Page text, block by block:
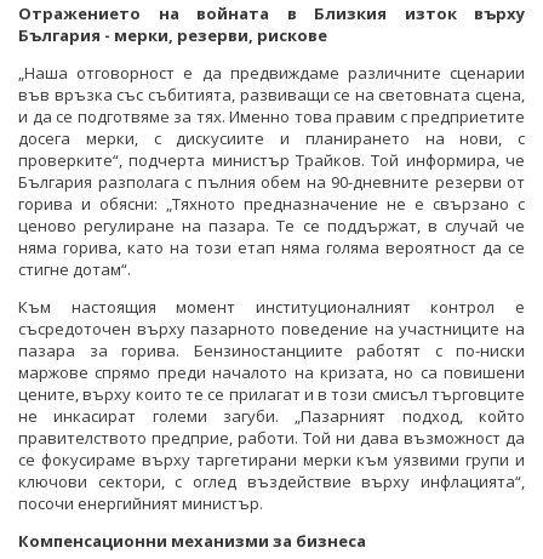
Отражението на войната в Близкия изток върху
България - мерки, резерви, рискове
„Наша отговорност е да предвиждаме различните сценарии
във връзка със събитията, развиващи се на световната сцена,
и да се подготвяме за тях. Именно това правим с предприетите
досега мерки, с дискусиите и планирането на нови, с
проверките“, подчерта министър Трайков. Той информира, че
България разполага с пълния обем на 90-дневните резерви от
горива и обясни: „Тяхното предназначение не е свързано с
ценово регулиране на пазара. Те се поддържат, в случай че
няма горива, като на този етап няма голяма вероятност да се
стигне дотам“.
Към настоящия момент институционалният контрол е
съсредоточен върху пазарното поведение на участниците на
пазара за горива. Бензиностанциите работят с по-ниски
маржове спрямо преди началото на кризата, но са повишени
цените, върху които те се прилагат и в този смисъл търговците
не инкасират големи загуби. „Пазарният подход, който
правителството предприе, работи. Той ни дава възможност да
се фокусираме върху таргетирани мерки към уязвими групи и
ключови сектори, с оглед въздействие върху инфлацията“,
посочи енергийният министър.
Компенсационни механизми за бизнеса